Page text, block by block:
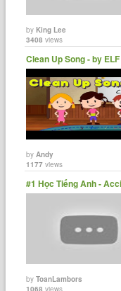
byKing Lee
3408 views
Clean Up Song - by
byAndy
1177 views
#1 Học Tiếng Anh -
byToanLambors
1068 views